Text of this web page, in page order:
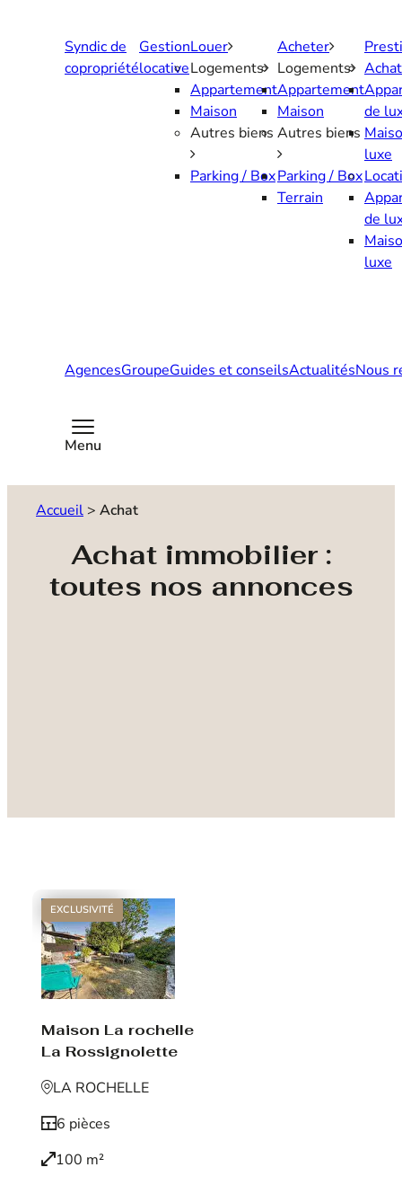
Syndic de
copropriété
Gestion
locative
Louer
Logements
Appartement
Maison
Autres biens
Parking / Box
Acheter
Logements
Appartement
Maison
Autres biens
Parking / Box
Terrain
Achat
de
luxe
de
luxe
AgencesGroupeGuides et conseilsActualitésNous
Menu
Accueil > Achat
Achat immobilier :
toutes nos annonces
EXCLUSIVITÉ
Maison La rochelle
La Rossignolette
LA ROCHELLE
6 pièces
100 m²